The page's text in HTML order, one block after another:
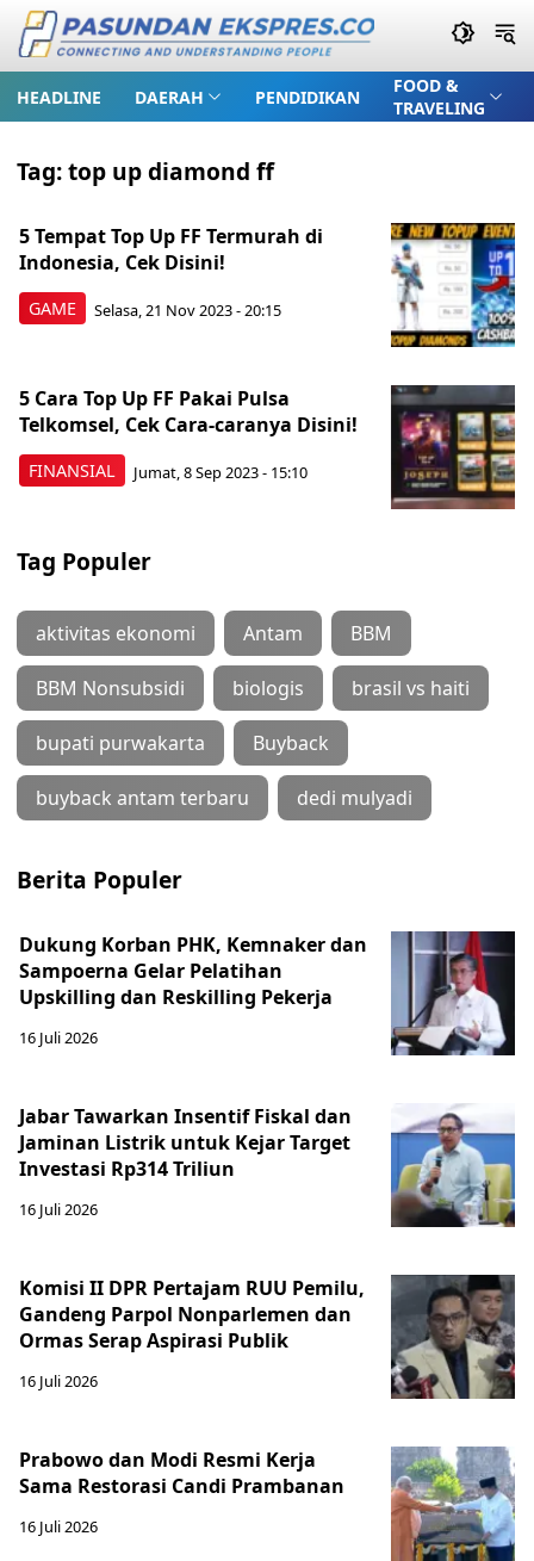
HEADLINE DAERAH PENDIDIKAN
FOOD &
TRAVELING
Tag:top up diamond ff
GAME
5 Tempat Top Up FF Termurah di
Indonesia, Cek Disini!
Selasa, 21 Nov 2023 - 20:15
FINANSIAL
5 Cara Top Up FF Pakai Pulsa
Telkomsel, Cek Cara-caranya Disini!
Jumat, 8 Sep 2023 - 15:10
Tag Populer
aktivitas ekonomi Antam BBM
BBM Nonsubsidi biologis brasil vs haiti
bupati purwakarta Buyback
buyback antam terbaru dedi mulyadi
Berita Populer
Dukung Korban PHK, Kemnaker dan
Sampoerna Gelar Pelatihan
Upskilling dan Reskilling Pekerja
16 Juli 2026
Jabar Tawarkan Insentif Fiskal dan
Jaminan Listrik untuk Kejar Target
Investasi Rp314 Triliun
16 Juli 2026
Komisi II DPR Pertajam RUU Pemilu,
Gandeng Parpol Nonparlemen dan
Ormas Serap Aspirasi Publik
16 Juli 2026
Prabowo dan Modi Resmi Kerja
Sama Restorasi Candi Prambanan
16 Juli 2026